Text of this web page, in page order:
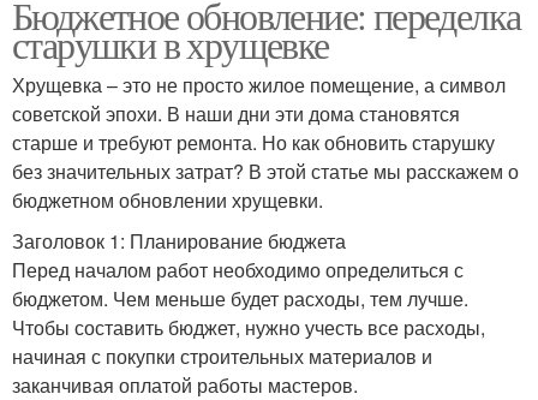
Бюджетное обновление: переделка
старушки в хрущевке
Хрущевка – это не просто жилое помещение, а символ
советской эпохи. В наши дни эти дома становятся
старше и требуют ремонта. Но как обновить старушку
без значительных затрат? В этой статье мы расскажем о
бюджетном обновлении хрущевки.
Заголовок 1: Планирование бюджета
Перед началом работ необходимо определиться с
бюджетом. Чем меньше будет расходы, тем лучше.
Чтобы составить бюджет, нужно учесть все расходы,
начиная с покупки строительных материалов и
заканчивая оплатой работы мастеров.